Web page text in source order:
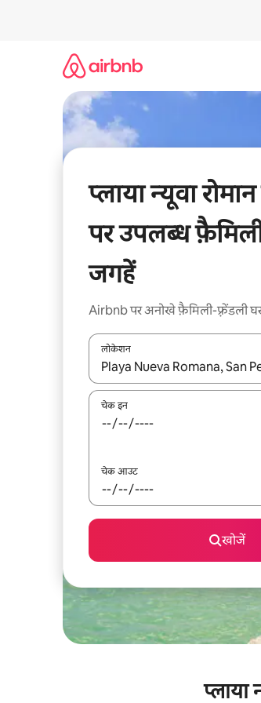
प्लाया न्यूवा
पर उपलब्ध
जगहें
Airbnb पर अनोखे फ़ैमिली-फ़्रेंडली
लोकेशन
नतीजों के उपलब्ध होने पर, अप और
चेक इन
चेक आउट
खोजें
प्लाया